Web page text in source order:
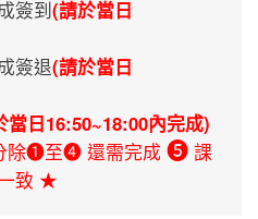
簽到(請於當日
簽退(請於當日
當日16:50~18:00內完成)
除❶至❹ 還需完成 ❺ 課
致 ★